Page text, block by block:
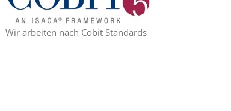
Wir arbeiten nach Cobit Standards